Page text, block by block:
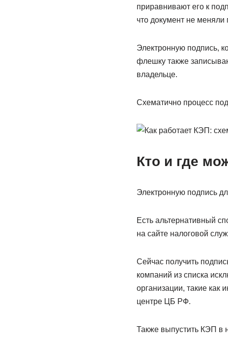
приравнивают его к
что документ не меняли
Электронную подпись,
флешку также
владельце.
Схематично процесс
Кто и где
Электронную подпись
Есть альтернативный
на сайте налоговой
Сейчас получить
компаний из списка
организации, такие
центре ЦБ РФ.
Также выпустить КЭП в